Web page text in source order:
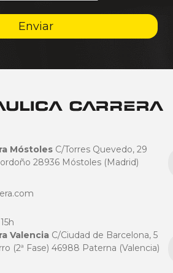
Enviar
MóstolesC/Torres Quevedo, 29
28936 Móstoles (Madrid)
ValenciaC/Ciudad de Barcelona, 5
(2ª Fase) 46988 Paterna (Valencia)